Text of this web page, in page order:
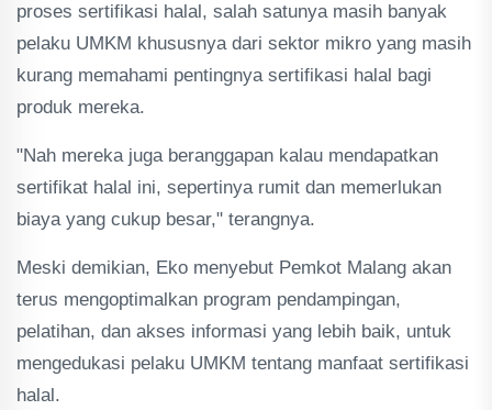
proses sertifikasi halal, salah satunya masih banyak
pelaku UMKM khususnya dari sektor mikro yang masih
kurang memahami pentingnya sertifikasi halal bagi
produk mereka.
"Nah mereka juga beranggapan kalau mendapatkan
sertifikat halal ini, sepertinya rumit dan memerlukan
biaya yang cukup besar," terangnya.
Meski demikian, Eko menyebut Pemkot Malang akan
terus mengoptimalkan program pendampingan,
pelatihan, dan akses informasi yang lebih baik, untuk
mengedukasi pelaku UMKM tentang manfaat sertifikasi
halal.